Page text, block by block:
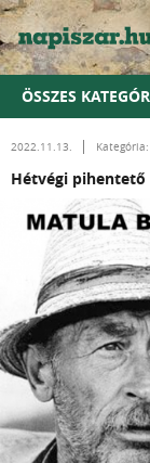
ÖSSZES
2022.11.13. Kategória:
Hétvégi pihentető